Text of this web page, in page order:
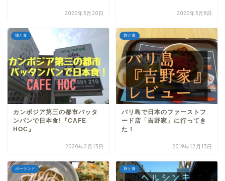
2020年3月20日 2020年3月8日
旅と食
カンボジア第三の都市バッタ
ンバンで日本食!『CAFE
HOC』
2020年2月13日
旅と食
バリ島で日本のファーストフ
ード店「吉野家」に行ってき
た！
2019年12月13日
ポーランド 旅と食